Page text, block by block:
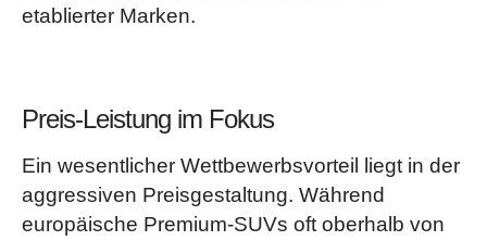
etablierter Marken.
Preis-Leistung im Fokus
Ein wesentlicher Wettbewerbsvorteil liegt in der
aggressiven Preisgestaltung. Während
europäische Premium-SUVs oft oberhalb von